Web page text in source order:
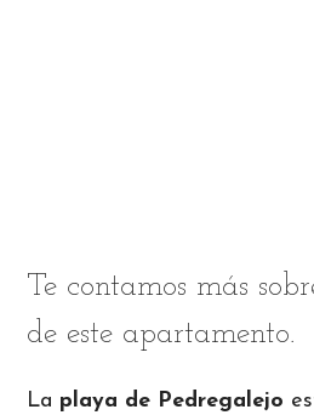
Te contamos más
de este apartamento.
La playa de Pedregalejo